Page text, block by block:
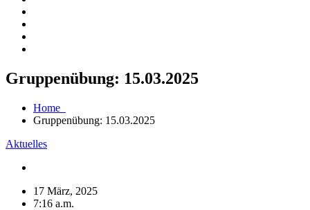
Gruppenübung: 15.03.2025
Home
Gruppenübung: 15.03.2025
Aktuelles
17 März, 2025
7:16 a.m.